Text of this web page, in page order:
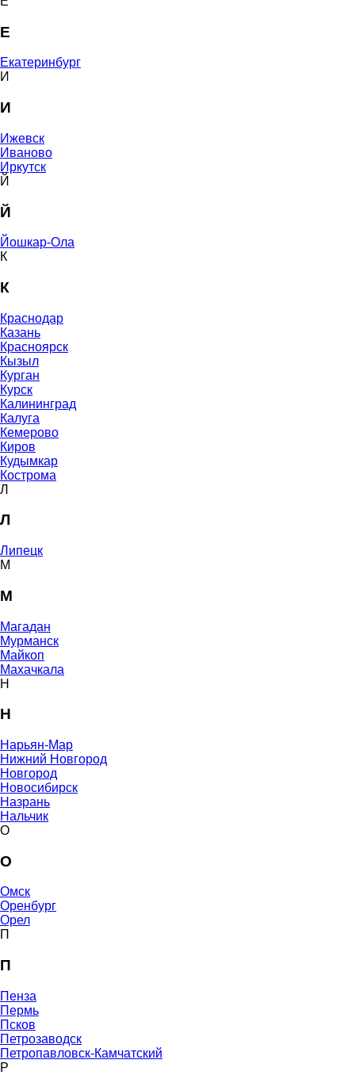
Е
Екатеринбург
И
И
Ижевск
Иваново
Иркутск
Й
Й
Йошкар-Ола
К
К
Краснодар
Казань
Красноярск
Кызыл
Курган
Курск
Калининград
Калуга
Кемерово
Киров
Кудымкар
Кострома
Л
Л
Липецк
М
М
Магадан
Мурманск
Майкоп
Махачкала
Н
Н
Нарьян-Мар
Нижний Новгород
Новгород
Новосибирск
Назрань
Нальчик
О
О
Омск
Оренбург
Орел
П
П
Пенза
Пермь
Псков
Петрозаводск
Петропавловск-Камчатский
Р